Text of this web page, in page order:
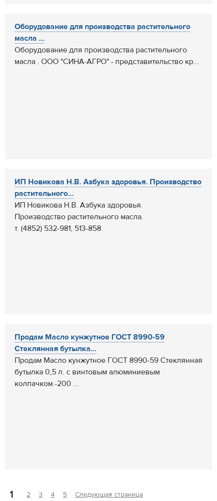
Оборудование для производства растительного
масла ...
Оборудование для производства растительного
масла . ООО "СИНА-АГРО" - представительство кр...
ИП Новикова Н.В. Азбука здоровья. Производство
растительного...
ИП Новикова Н.В. Азбука здоровья.
Производство растительного масла.
т. (4852) 532-981, 513-858
Продам Масло кунжутное ГОСТ 8990-59
Стеклянная бутылка...
Продам Масло кунжутное ГОСТ 8990-59 Стеклянная
бутылка 0,5 л. с винтовым алюминиевым
колпачком.-200 ...
1 2 3 4 5 Следующая страница